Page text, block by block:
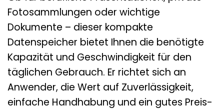
Fotosammlungen oder wichtige
Dokumente – dieser kompakte
Datenspeicher bietet Ihnen die benötigte
Kapazität und Geschwindigkeit für den
täglichen Gebrauch. Er richtet sich an
Anwender, die Wert auf Zuverlässigkeit,
einfache Handhabung und ein gutes Preis-